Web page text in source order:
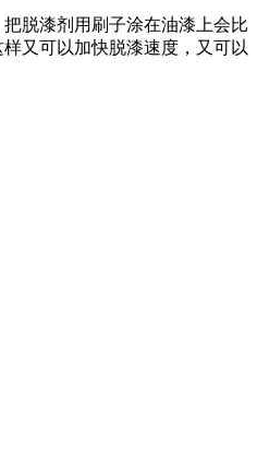
脱漆剂用刷子涂在油漆上会比
又可以加快脱漆速度，又可以